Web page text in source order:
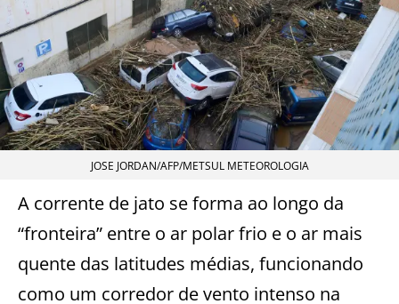
JOSE JORDAN/AFP/METSUL METEOROLOGIA
A corrente de jato se forma ao longo da
“fronteira” entre o ar polar frio e o ar mais
quente das latitudes médias, funcionando
como um corredor de vento intenso na